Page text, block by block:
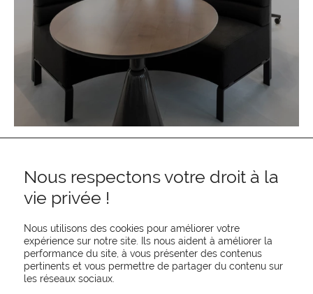
REJOIGNEZ-NOUS
Nous respectons votre droit à la
vie privée !
Nous utilisons des cookies pour améliorer votre
expérience sur notre site. Ils nous aident à améliorer la
performance du site, à vous présenter des contenus
pertinents et vous permettre de partager du contenu sur
les réseaux sociaux.